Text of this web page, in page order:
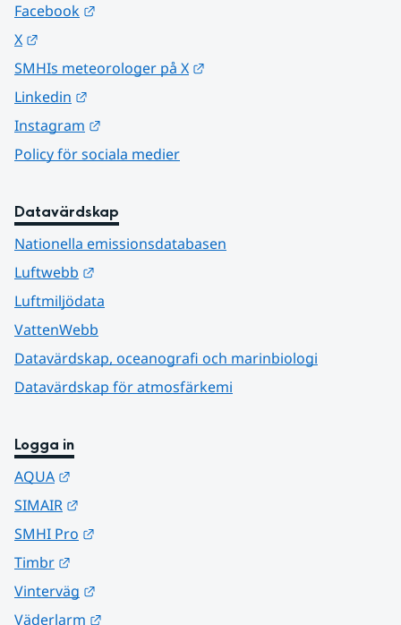
Facebook
X
SMHIs meteorologer på X
Linkedin
Instagram
Policy för sociala medier
Datavärdskap
Nationella emissionsdatabasen
Luftwebb
Luftmiljödata
VattenWebb
Datavärdskap, oceanografi och marinbiologi
Datavärdskap för atmosfärkemi
Logga in
AQUA
SIMAIR
SMHI Pro
Timbr
Vinterväg
Väderlarm